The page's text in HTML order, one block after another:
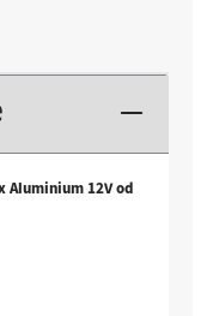
Aluminium 12V od